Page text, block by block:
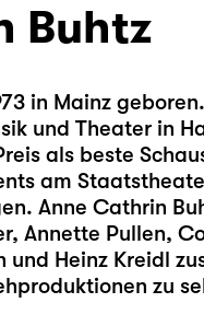
Buhtz
in Mainz
und Theater in
als beste
am
Anne Cathrin
Annette Pullen,
Heinz Kreidl
zu